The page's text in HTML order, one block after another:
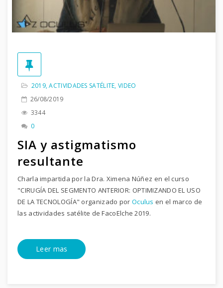
2019,ACTIVIDADES SATÉLITE,VIDEO
26/08/2019
3344
0
SIA y astigmatismo
resultante
Charla impartida por la Dra. Ximena Núñez en el curso
"CIRUGÍA DEL SEGMENTO ANTERIOR: OPTIMIZANDO EL USO
DE LA TECNOLOGÍA" organizado por Oculus en el marco de
las actividades satélite de FacoElche 2019.
Leer mas